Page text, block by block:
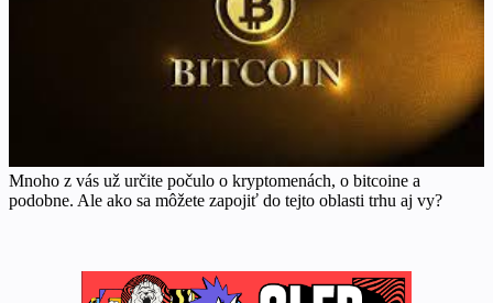
Mnoho z vás už určite počulo o kryptomenách, o bitcoine a
podobne. Ale ako sa môžete zapojiť do tejto oblasti trhu aj vy?